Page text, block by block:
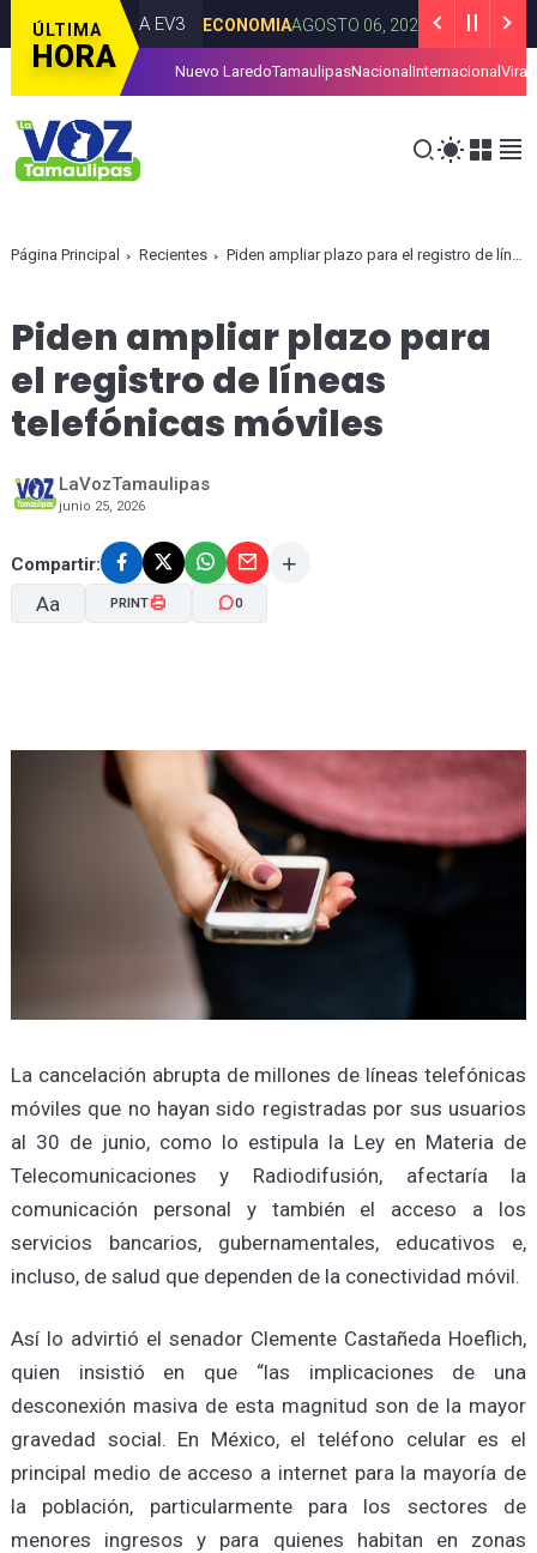
ÚLTIMA
HORA
KIA EV3 ECONOMIAAGOSTO 06, 2026 Entrega
la presentación de iniciativas ciudadanas en Tamaulipas CD
Nuevo LaredoTamaulipasNacional Internacional Viral
Página Principal Recientes Piden ampliar plazo para el registro de líneas telefónicas móviles
Piden ampliar plazo para
el registro de líneas
telefónicas móviles
LaVozTamaulipas
junio 25, 2026
Compartir:
Aa PRINT 0
La cancelación abrupta de millones de líneas telefónicas
móviles que no hayan sido registradas por sus usuarios
al 30 de junio, como lo estipula la Ley en Materia de
Telecomunicaciones y Radiodifusión, afectaría la
comunicación personal y también el acceso a los
servicios bancarios, gubernamentales, educativos e,
incluso, de salud que dependen de la conectividad móvil.
Así lo advirtió el senador Clemente Castañeda Hoeflich,
quien insistió en que “las implicaciones de una
desconexión masiva de esta magnitud son de la mayor
gravedad social. En México, el teléfono celular es el
principal medio de acceso a internet para la mayoría de
la población, particularmente para los sectores de
menores ingresos y para quienes habitan en zonas